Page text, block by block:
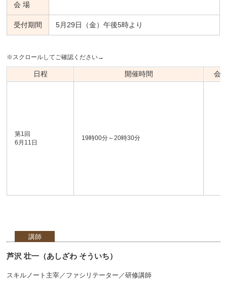
会 場
受付期間 5月29日（金）午後5時より
※スクロールしてご確認ください→
日程 開催時間 会
第1回
6月11日
19時00分～20時30分
講師
芦沢 壮一（あしざわ そういち）
スキルノート主宰／ファシリテーター／研修講師